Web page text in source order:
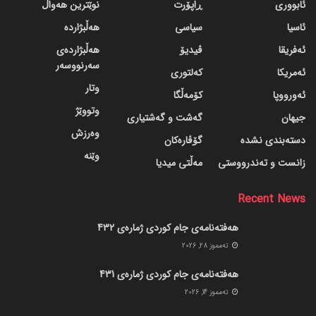
ئابووری
ئاسیا
ئەفریقا
ئەمریکا
ئەورووپا
جیهان
دسته‌بندی نشده
زانست و تەندرووستی
ڕاپۆرت
سیاسی
ڤیدیۆ
کەلتوری
کۆمەڵگا
گه‌شت و گه‌شتیاری
گۆڤاره‌کان
مەڵتی میدیا
نوێترین هەواڵ
هەڵبژاردە
هەڵبژاردەی
سەرنووسەر
وتار
وتووێژ
وەرزش
وێنە
Recent News
هەفتەنامەی جام کوردی ژمارەی 432
ته‌مموز 28, 2026
هەفتەنامەی جام کوردی ژمارەی 431
ته‌مموز 14, 2026